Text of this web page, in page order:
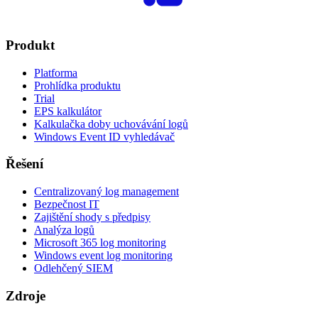
Produkt
Platforma
Prohlídka produktu
Trial
EPS kalkulátor
Kalkulačka doby uchovávání logů
Windows Event ID vyhledávač
Řešení
Centralizovaný log management
Bezpečnost IT
Zajištění shody s předpisy
Analýza logů
Microsoft 365 log monitoring
Windows event log monitoring
Odlehčený SIEM
Zdroje